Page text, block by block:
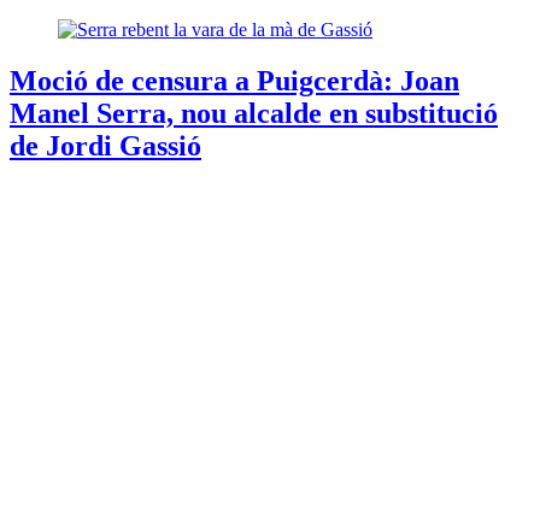
Moció de censura a Puigcerdà: Joan
Manel Serra, nou alcalde en substitució
de Jordi Gassió